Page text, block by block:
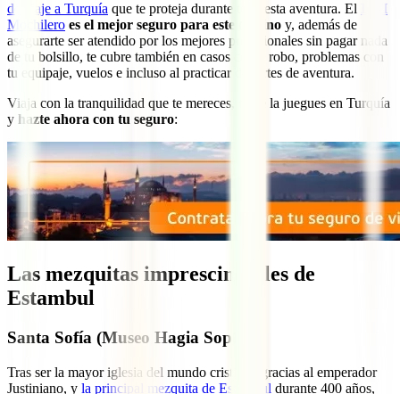
de viaje a Turquía que te proteja durante toda esta aventura. El
IATI
Mochilero es el mejor seguro para este destino y, además de
asegurarte ser atendido por los mejores profesionales sin pagar nada
de tu bolsillo, te cubre también en casos como robo, problemas con
tu equipaje, vuelos e incluso al practicar deportes de aventura.
Viaja con la tranquilidad que te mereces, no te la juegues en Turquía
y hazte ahora con tu seguro:
Las mezquitas imprescindibles de
Estambul
Santa Sofía (Museo Hagia Sophia)
Tras ser la mayor iglesia del mundo cristiano gracias al emperador
Justiniano, y la principal mezquita de Estambul durante 400 años,